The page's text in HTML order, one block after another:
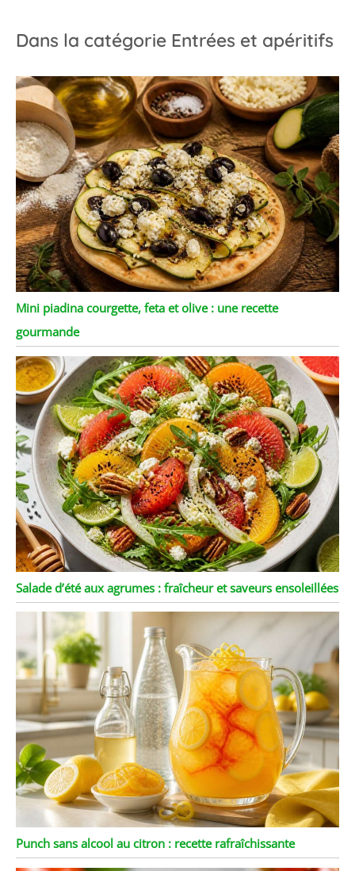
Dans la catégorie Entrées et apéritifs
Mini piadina courgette, feta et olive : une recette
gourmande
Salade d’été aux agrumes : fraîcheur et saveurs ensoleillées
Punch sans alcool au citron : recette rafraîchissante